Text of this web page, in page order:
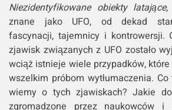
Niezidentyfikowane obiekty latające,
znane jako UFO, od dekad
fascynacji, tajemnicy i kontrowersji.
zjawisk związanych z UFO zostało
wciąż istnieje wiele przypadków,
wszelkim próbom wytłumaczenia.
wiemy o tych zjawiskach? Jakie
zgromadzone przez naukowców i